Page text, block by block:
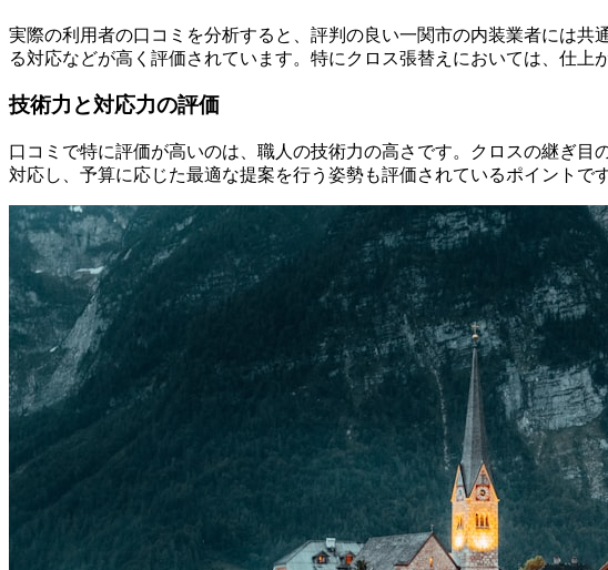
実際の利用者の口コミを分析すると、評判の良い一関市の内装業者には
る対応などが高く評価されています。特にクロス張替えにおいては、仕上
技術力と対応力の評価
口コミで特に評価が高いのは、職人の技術力の高さです。クロスの継ぎ
対応し、予算に応じた最適な提案を行う姿勢も評価されているポイントです